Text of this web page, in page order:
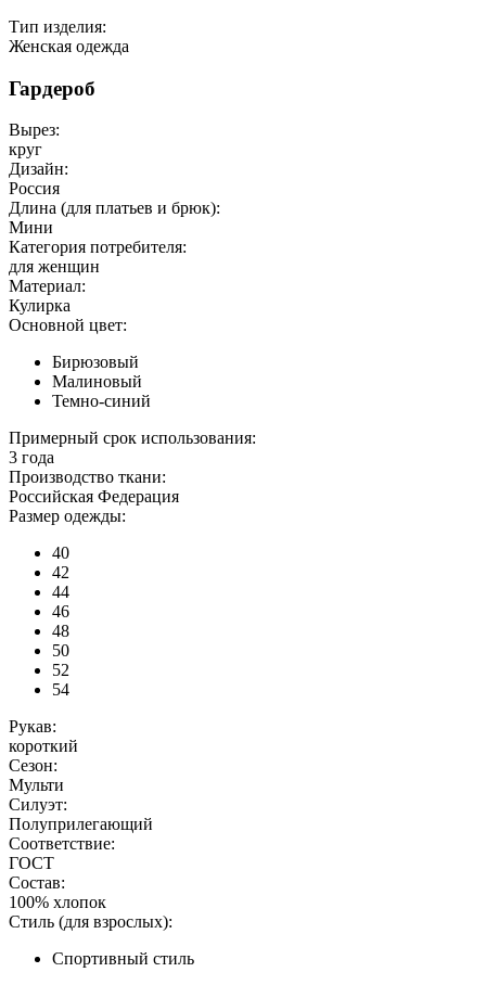
Тип изделия:
Женская одежда
Гардероб
Вырез:
круг
Дизайн:
Россия
Длина (для платьев и брюк):
Мини
Категория потребителя:
для женщин
Материал:
Кулирка
Основной цвет:
Бирюзовый
Малиновый
Темно-синий
Примерный срок использования:
3 года
Производство ткани:
Российская Федерация
Размер одежды:
40
42
44
46
48
50
52
54
Рукав:
короткий
Сезон:
Мульти
Силуэт:
Полуприлегающий
Соответствие:
ГОСТ
Состав:
100% хлопок
Стиль (для взрослых):
Спортивный стиль